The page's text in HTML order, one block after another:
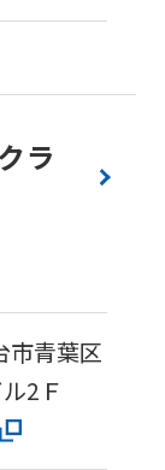
ラ
市青葉区
2Ｆ